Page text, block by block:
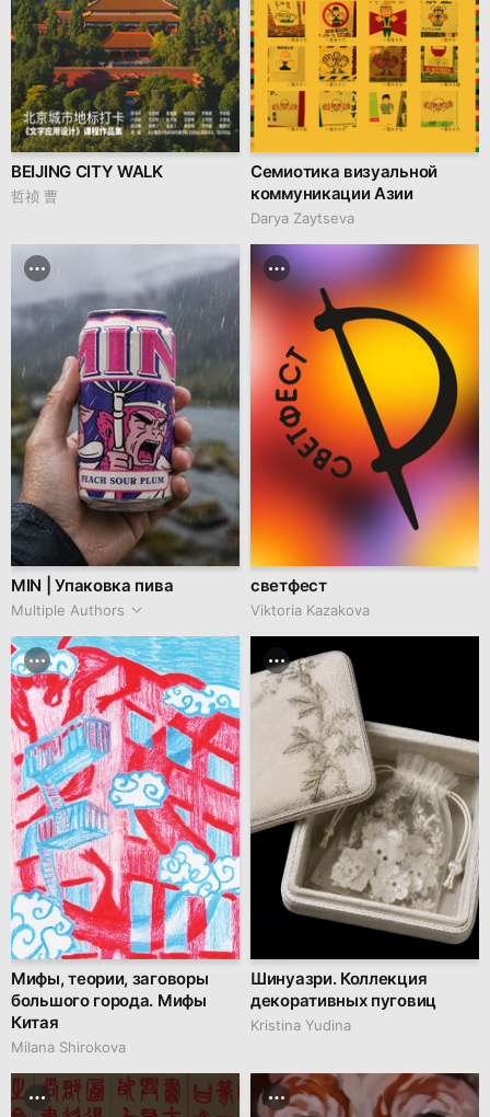
BEIJING CITY WALK
哲祯 曹
Семиотика визуальной
коммуникации Азии
Darya Zaytseva
MIN | Упаковка пива
Multiple Authors
светфест
Viktoria Kazakova
Мифы, теории, заговоры
большого города. Мифы
Китая
Milana Shirokova
Шинуазри. Коллекция
декоративных пуговиц
Kristina Yudina